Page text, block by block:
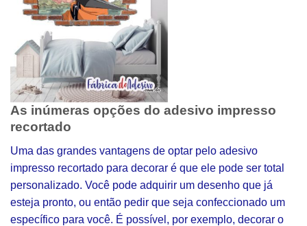
As inúmeras opções do adesivo impresso
recortado
Uma das grandes vantagens de optar pelo adesivo
impresso recortado para decorar é que ele pode ser total
personalizado. Você pode adquirir um desenho que já
esteja pronto, ou então pedir que seja confeccionado um
específico para você. É possível, por exemplo, decorar o